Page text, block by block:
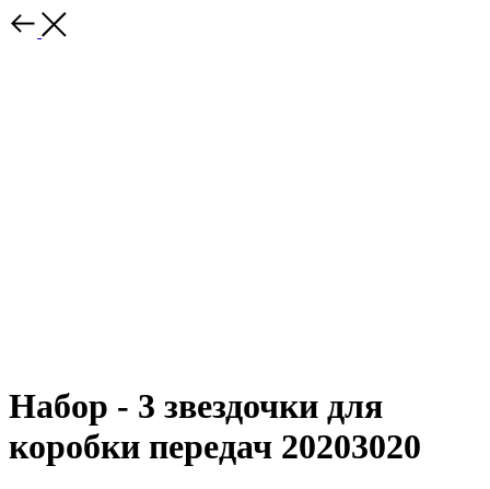
Набор - 3 звездочки для
коробки передач 20203020